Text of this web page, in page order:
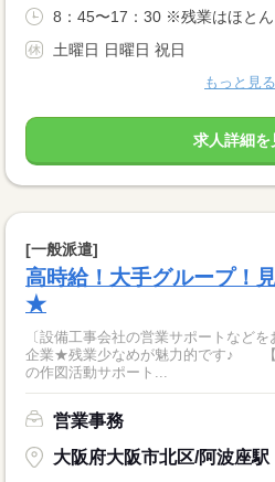
8：45〜17：30 ※残業はほと
土曜日 日曜日 祝日
もっと見る
求人詳細を
[一般派遣]
高時給！大手グループ！
★
〔設備工事会社の営業サポートなど
企業★残業少なめが魅力的です♪ 【
の作図活動サポート...
営業事務
大阪府大阪市北区/阿波座駅